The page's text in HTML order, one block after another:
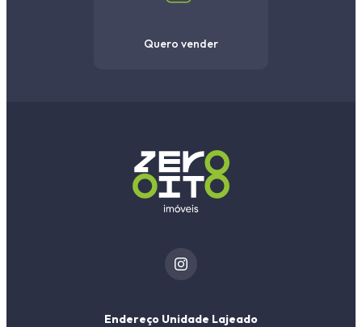
Quero vender
Endereço Unidade Lajeado